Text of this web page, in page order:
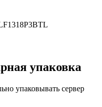
упаковка
упаковывать сервер